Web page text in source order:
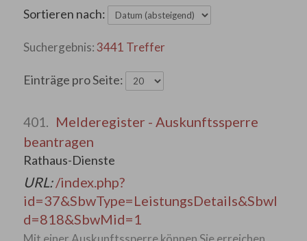
Sortieren nach:
3441 Treffer
Einträge pro Seite:
401. Melderegister - Auskunftssperre
beantragen
Rathaus-Dienste
URL:/index.php?
id=37&SbwType=LeistungsDetails&SbwI
d=818&SbwMid=1